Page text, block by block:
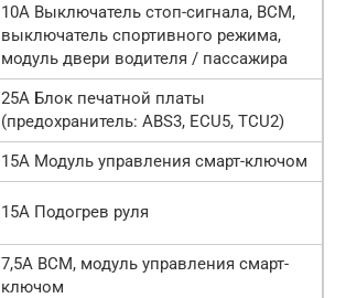
10А Выключатель стоп-сигнала, BCM,
выключатель спортивного режима,
модуль двери водителя / пассажира
25А Блок печатной платы
(предохранитель: ABS3, ECU5, TCU2)
15А Модуль управления смарт-ключом
15А Подогрев руля
7,5А BCM, модуль управления смарт-
ключом